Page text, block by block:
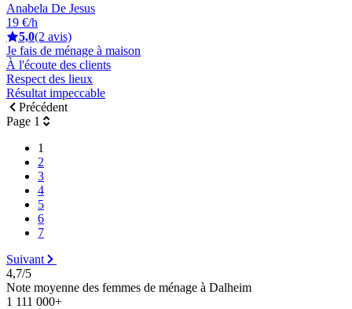
Anabela De Jesus
19 €/h
5,0(2 avis)
Je fais de ménage à maison
À l'écoute des clients
Respect des lieux
Résultat impeccable
Précédent
Page 1
1
2
3
4
5
6
7
Suivant
4,7/5
Note moyenne des femmes de ménage à Dalheim
1 111 000+